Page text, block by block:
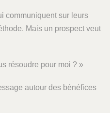
communiquent sur leurs
Mais un prospect veut
résoudre pour moi ? »
autour des bénéfices